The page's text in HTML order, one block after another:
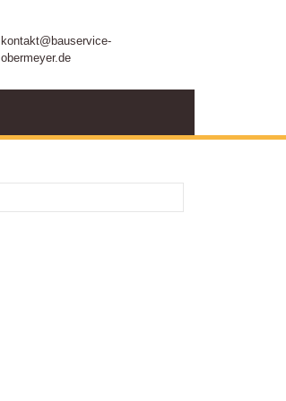
kontakt@bauservice-
obermeyer.de